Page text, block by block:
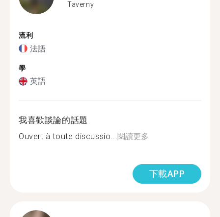
Taverny
流利
法語
學
英語
我喜歡談論的話題
Ouvert à toute discussio...閱讀更多
下載APP